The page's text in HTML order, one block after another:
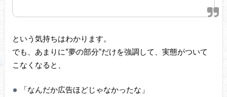
という気持ちはわかります。
でも、あまりに“夢の部分”だけを強調して、実態がついて
こなくなると、
「なんだか広告ほどじゃなかったな」